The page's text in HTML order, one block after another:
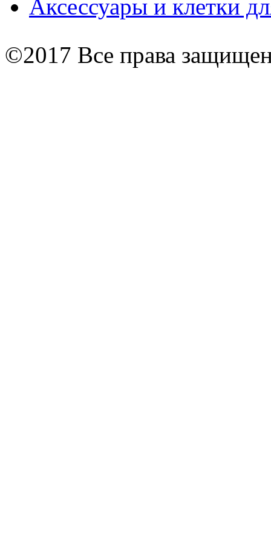
Аксессуары и клетки
©2017 Все права